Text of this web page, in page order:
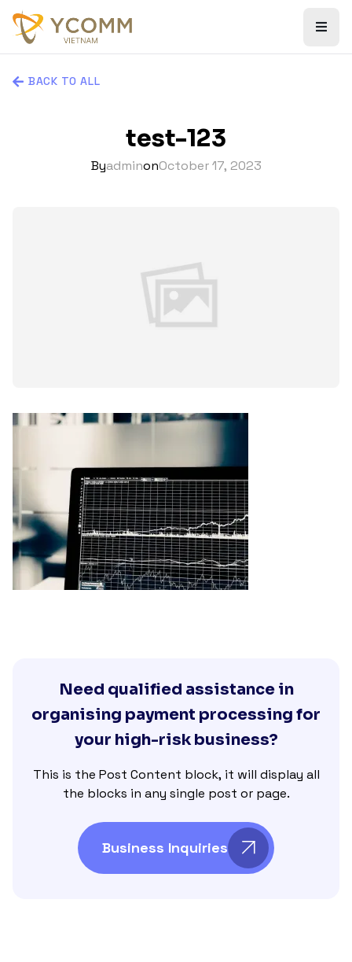
BACK TO ALL
test-123
ByadminonOctober 17, 2023
Need qualified assistance in
organising payment processing for
your high-risk business?
This is the Post Content block, it will display all
the blocks in any single post or page.
Business Inquiries